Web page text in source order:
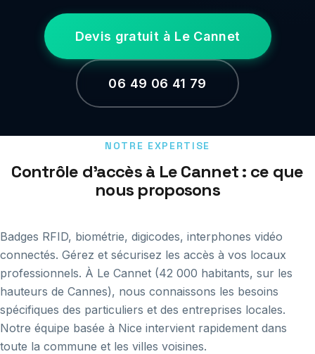
Devis gratuit à Le Cannet
06 49 06 41 79
NOTRE EXPERTISE
Contrôle d'accès à Le Cannet : ce que
nous proposons
Badges RFID, biométrie, digicodes, interphones vidéo
connectés. Gérez et sécurisez les accès à vos locaux
professionnels. À Le Cannet (42 000 habitants, sur les
hauteurs de Cannes), nous connaissons les besoins
spécifiques des particuliers et des entreprises locales.
Notre équipe basée à Nice intervient rapidement dans
toute la commune et les villes voisines.